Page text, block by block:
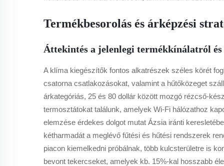
Termékbesorolás és árképzési
Áttekintés a jelenlegi termékkínálatról
A klíma kiegészítők fontos alkatrészek széles körét
csatorna csatlakozásokat, valamint a hűtőközeget
árkategóriás, 25 és 80 dollár között mozgó rézcső-
termosztátokat találunk, amelyek Wi-Fi hálózathoz
elemzése érdekes dolgot mutat Ázsia iránti
kétharmadát a meglévő fűtési és hűtési rendszerek
piacon kiemelkedni próbálnak, több kulcsterületre is
bevont tekercseket, amelyek kb. 15%-kal hosszabb